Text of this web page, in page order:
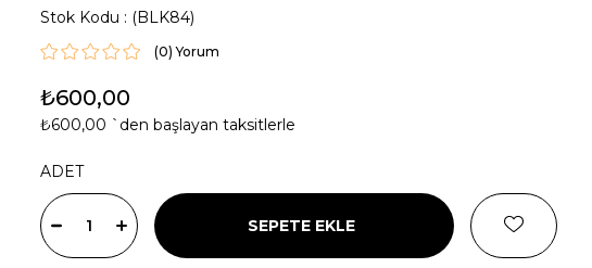
Stok Kodu (BLK84)
(0)
₺600,00
₺600,00 `den başlayan taksitlerle
ADET